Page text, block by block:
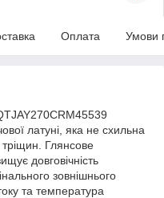
Оплата Умови
латуні, яка не схильна
тріщин. Глянсове
довговічність
зовнішнього
та температура